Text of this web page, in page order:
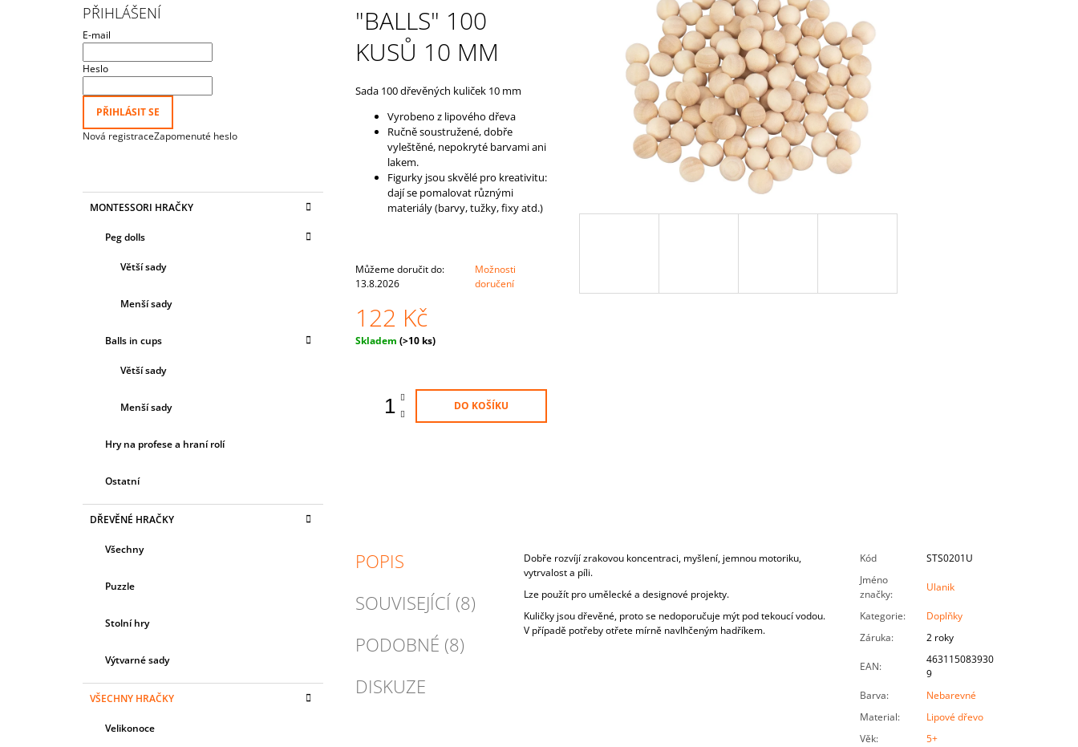
PŘIHLÁŠENÍ
E-mail
Heslo
PŘIHLÁSIT SE
Nová registraceZapomenuté heslo
kategorie
KMONTESSORI HRAČKY
Peg dolls
Větší sady
Menší sady
Balls in cups
Větší sady
Menší sady
Hry na profese a hraní rolí
Ostatní
DŘEVĚNÉ HRAČKY
Všechny
Puzzle
Stolní hry
Výtvarné sady
VŠECHNY HRAČKY
Velikonoce
"BALLS" 100
KUSŮ 10 MM
Sada 100 dřevěných kuliček 10 mm
Vyrobeno z lipového dřeva
Ručně soustružené, dobře
vyleštěné, nepokryté barvami ani
lakem.
Figurky jsou skvělé pro kreativitu:
dají se pomalovat různými
materiály (barvy, tužky, fixy atd.)
Můžeme doručit do:
13.8.2026
Možnosti
doručení
122 Kč
Měrná
Skladem (>10 ks)
DO KOŠÍKU
POPIS
SOUVISEJÍCÍ (8)
PODOBNÉ (8)
DISKUZE
Dobře rozvíjí zrakovou koncentraci, myšlení, jemnou motoriku,
vytrvalost a píli.
Lze použít pro umělecké a designové projekty.
Kuličky jsou dřevěné, proto se nedoporučuje mýt pod tekoucí vodou.
V případě potřeby otřete mírně navlhčeným hadříkem.
Kód
STS0201U
Jméno
značky:
Ulanik
Kategorie:
Doplňky
Záruka: 2 roky
EAN:
463115083930
9
Barva:
Nebarevné
Material:
Lipové dřevo
Věk: 5+
615 Kč
815 Kč